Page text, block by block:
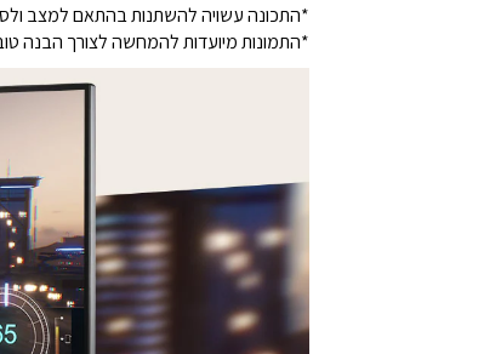
*התכונה עשויה להשתנות בהתאם למצב
*התמונות מיועדות להמחשה לצורך הבנה